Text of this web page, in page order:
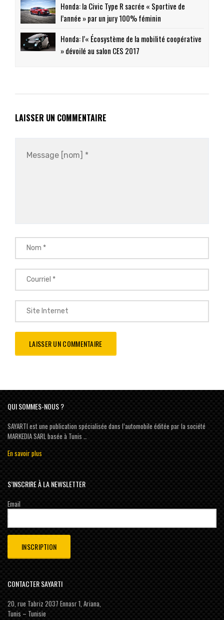
Honda: la Civic Type R sacrée « Sportive de
l’année » par un jury 100% féminin
Honda: l’« Écosystème de la mobilité coopérative
» dévoilé au salon CES 2017
LAISSER UN COMMENTAIRE
QUI SOMMES-NOUS ?
SAYARTI est une publication spécialisée dans l’automobile éditée par la société
MARKEDIA SARL basée à Tunis …
En savoir plus
S’INSCRIRE À LA NEWSLETTER
Email
CONTACTER SAYARTI
20, rue Tabriz 2037 Ennasr 1, Ariana,
Tunis – Tunisie